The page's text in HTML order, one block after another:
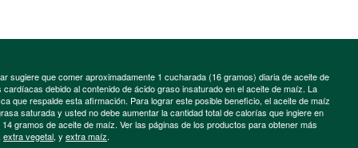
sugiere que comer aproximadamente 1 cucharada (16 gramos) diaria de aceite de
debido al contenido de ácido graso insaturado en el aceite de maíz. La
que respalde esta afirmación. Para lograr este posible beneficio, el aceite de maíz
saturada y usted no debe aumentar la cantidad total de calorías que ingiere en
gramos de aceite de maíz. Ver las páginas de los productos para obtener más
extra vegetal, y extra maíz.